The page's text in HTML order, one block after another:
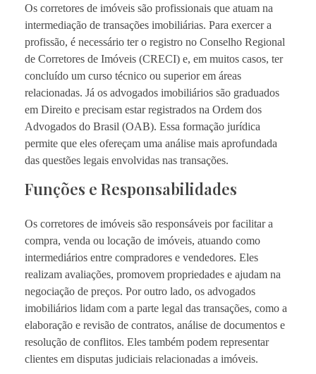
Os corretores de imóveis são profissionais que atuam na
intermediação de transações imobiliárias. Para exercer a
profissão, é necessário ter o registro no Conselho Regional
de Corretores de Imóveis (CRECI) e, em muitos casos, ter
concluído um curso técnico ou superior em áreas
relacionadas. Já os advogados imobiliários são graduados
em Direito e precisam estar registrados na Ordem dos
Advogados do Brasil (OAB). Essa formação jurídica
permite que eles ofereçam uma análise mais aprofundada
das questões legais envolvidas nas transações.
Funções e Responsabilidades
Os corretores de imóveis são responsáveis por facilitar a
compra, venda ou locação de imóveis, atuando como
intermediários entre compradores e vendedores. Eles
realizam avaliações, promovem propriedades e ajudam na
negociação de preços. Por outro lado, os advogados
imobiliários lidam com a parte legal das transações, como a
elaboração e revisão de contratos, análise de documentos e
resolução de conflitos. Eles também podem representar
clientes em disputas judiciais relacionadas a imóveis.